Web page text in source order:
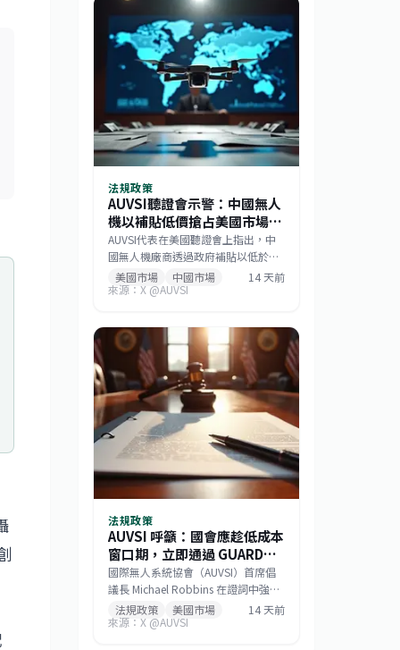
GE Aerospace研發的渦輪發電機與
Sikorsky MATRIX自主系統，搭配開放
式架構飛行控制，能快速更換任務模
組。BETA強調，相較於傾轉旋翼機，
MV250能以更低成本提供更遠、更快
的運補能力，滿足未來分散式作戰需
求。
法規政策
AUVSI聽證會示警：中國無人
機以補貼低價搶占美國市場，
機器人產業恐成下一個目標
AUVSI代表在美國聽證會上指出，中
國無人機廠商透過政府補貼以低於成
本的價格搶占市場，而非依賴產品品
質或技術。此策略已成功主導美國消
式正擴散至機器人領域。此舉促使美
國國會推動《GUARD Act》，並喚起
各界對供應鏈安全的重視。對台灣而
言，這波去中國化的趨勢帶來擴大非
紅供應鏈的機會，但業者仍需強化技
術自主與國際合規能力。
美國市場 中國市場
14 天前
來源：X @AUVSI
法規政策
AUVSI 呼籲：國會應趁低成本
窗口期，立即通過 GUARD
Act 保障無人機產業
國際無人系統協會（AUVSI）首席倡
議長 Michael Robbins 在證詞中強
調，隨著全球無人機安全威脅加劇，
美國國會的立法成本窗口已開啟。他
法規政策 美國市場
14 天前
來源：X @AUVSI